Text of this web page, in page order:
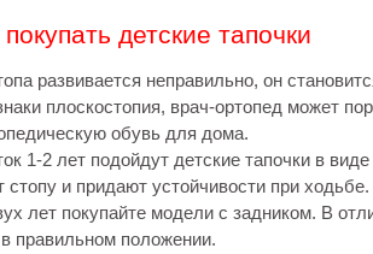
детские тапочки
развивается неправильно, он
плоскостопия, врач-ортопед может
обувь для дома.
1-2 лет подойдут детские тапочки в
стопу и придают устойчивости при ходьбе.
лет покупайте модели с задником. В
правильном положении.